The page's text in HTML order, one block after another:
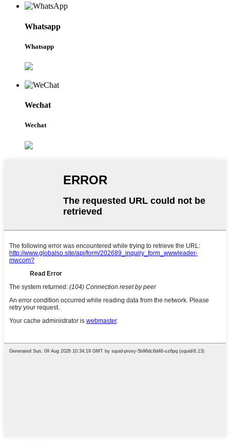
Whatsapp
Whatsapp
Wechat
Wechat